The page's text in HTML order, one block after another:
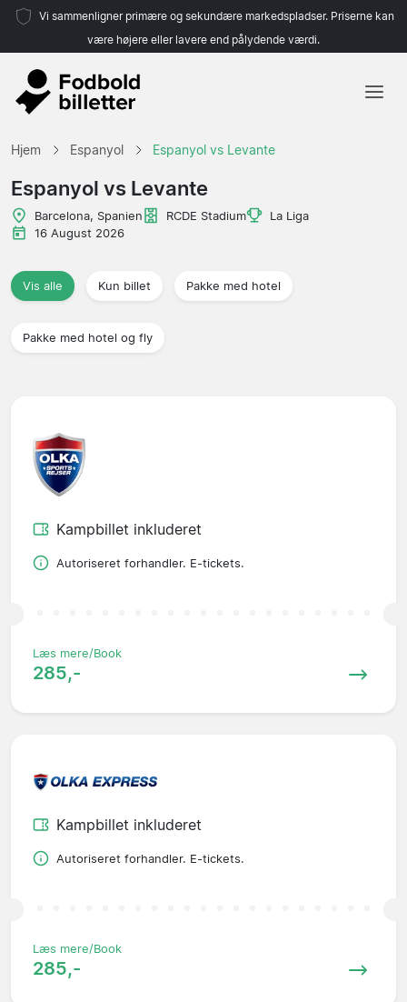
Vi sammenligner primære og sekundære markedspladser. Priserne kan
være højere eller lavere end pålydende værdi.
Hjem Espanyol Espanyol vs Levante
Espanyol vs Levante
Barcelona, Spanien RCDE Stadium
La Liga
16 August 2026
Vis alle Kun billet Pakke med hotel
Pakke med hotel og fly
Kampbillet inkluderet
Autoriseret forhandler. E-tickets.
Læs mere/Book
285,-
Kampbillet inkluderet
Autoriseret forhandler. E-tickets.
Læs mere/Book
285,-